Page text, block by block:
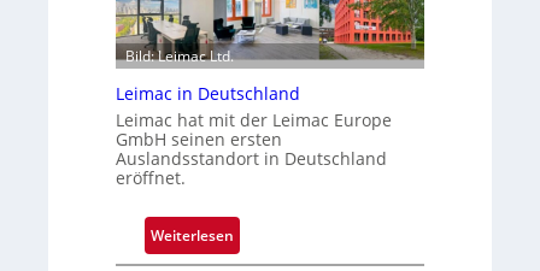
e
i
n
r
e
i
w
i
Bild: Leimac Ltd.
Leimac in Deutschland
Leimac hat mit der Leimac Europe
GmbH seinen ersten
Auslandsstandort in Deutschland
eröffnet.
Weiterlesen:
L